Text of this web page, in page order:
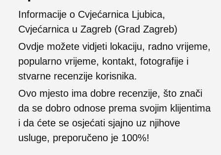
Informacije o Cvjećarnica Ljubica,
Cvjećarnica u Zagreb (Grad Zagreb)
Ovdje možete vidjeti lokaciju, radno vrijeme,
popularno vrijeme, kontakt, fotografije i
stvarne recenzije korisnika.
Ovo mjesto ima dobre recenzije, što znači
da se dobro odnose prema svojim klijentima
i da ćete se osjećati sjajno uz njihove
usluge, preporučeno je 100%!